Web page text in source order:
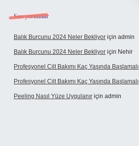
Son yorumlar
Balık Burcunu 2024 Neler Bekliyor için admin
Balık Burcunu 2024 Neler Bekliyor için Nehir
Profesyonel Cilt Bakımı Kaç Yaşında Başlamalı
Profesyonel Cilt Bakımı Kaç Yaşında Başlamalı
Peeling Nasıl Yüze Uygulanır için admin